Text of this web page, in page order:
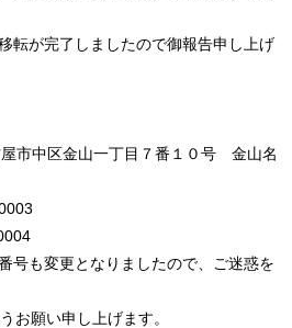
転が完了しましたので御報告申し上げ
市中区金山一丁目７番１０号 金山名
も変更となりましたので、ご迷惑を
願い申し上げます。